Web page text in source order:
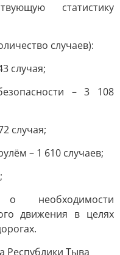
статистику
случаев):
случая;
– 3 108
случая;
– 1 610 случаев;
необходимости
движения в целях
Тыва